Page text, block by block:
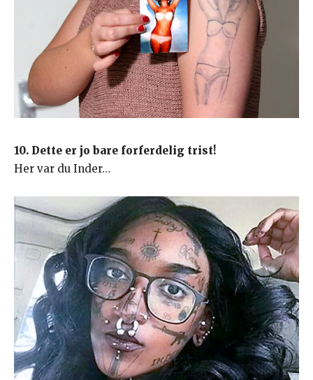
10. Dette er jo bare forferdelig trist!
Her var du Inder…